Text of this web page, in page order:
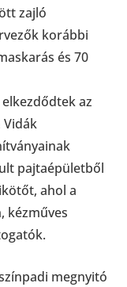
zajló
korábbi
és 70
az
Vidák
pajtaépületből
ahol a
kézműves
megnyitó